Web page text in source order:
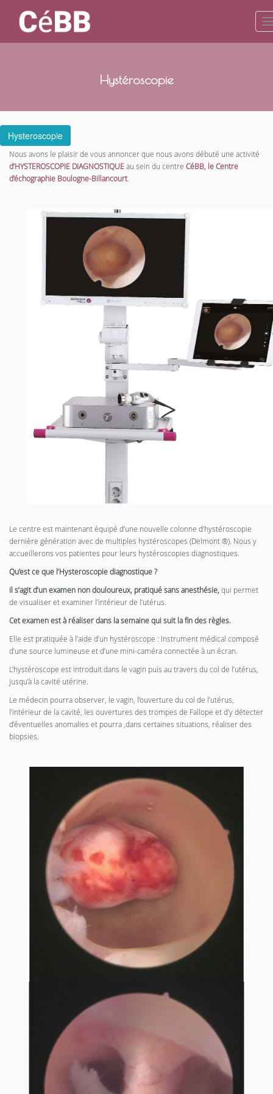
Hysteroscopie
Hystéroscopie
Nous avons le plaisir de vous annoncer que nous avons débuté une activité
d’HYSTEROSCOPIE DIAGNOSTIQUEau sein du centre CéBB, le Centre
d’échographie Boulogne-Billancourt
Le centre est maintenant équipé d’une nouvelle colonne d’hystéroscopie
dernière génération avec de multiples hystéroscopes (Delmont ®). Nous y
accueillerons vos patientes pour leurs hystéroscopies diagnostiques.
Qu’est ce que l’Hysteroscopie diagnostique ?
Il s’agit d’un examen non douloureux, pratiqué sans anesthésie,qui permet
de visualiser et examiner l’intérieur de l’utérus.
Cet examen est à réaliser dans la semaine qui suit la fin des règles.
Elle est pratiquée à l’aide d’un hystéroscope : Instrument médical composé
d’une source lumineuse et d’une mini-caméra connectée à un écran.
L’hystéroscope est introduit dans le vagin puis au travers du col de l’utérus,
jusqu’à la cavité utérine.
Le médecin pourra observer, le vagin, l’ouverture du col de l’utérus,
l’intérieur de la cavité, les ouvertures des trompes de Fallope et d’y détecter
d’éventuelles anomalies et pourra ,dans certaines situations, réaliser des
biopsies.